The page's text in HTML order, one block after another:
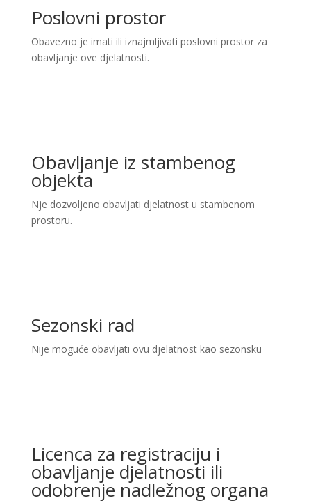
Poslovni prostor
Obavezno je imati ili iznajmljivati poslovni prostor za
obavljanje ove djelatnosti.
Obavljanje iz stambenog
objekta
Nje dozvoljeno obavljati djelatnost u stambenom
prostoru.
Sezonski rad
Nije moguće obavljati ovu djelatnost kao sezonsku
Licenca za registraciju i
obavljanje djelatnosti ili
odobrenje nadležnog organa